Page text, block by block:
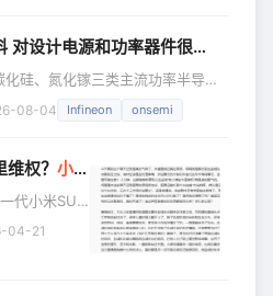
术已应用于蔚
级
设计电源和功率器件很重要！
硅、氮化镓三类主流功率半导体
性与适配场景，梳理了不同材料
性给出了碳化硅与氮化镓在功率
中和目标下的电力电子技术革新筑
电源转换技术的需求不断提升，
用日益重要。从传统的硅（Si）功
08-04 Infineon onsemi
权？ 小米 高管回应
代小米SU7
直播。在
雷军多次
04-21